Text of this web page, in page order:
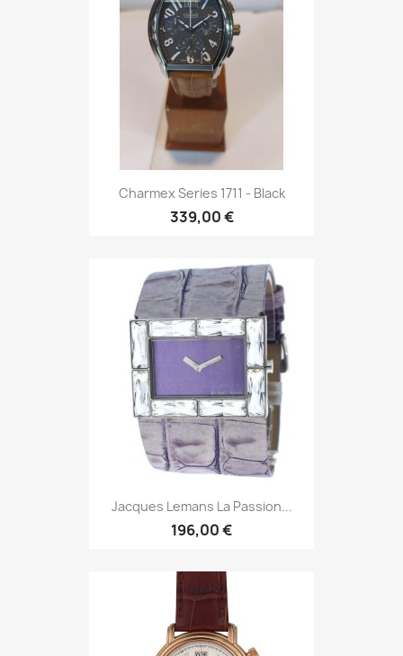
Charmex Series 1711 - Black
339,00 €
Jacques Lemans La Passion...
196,00 €